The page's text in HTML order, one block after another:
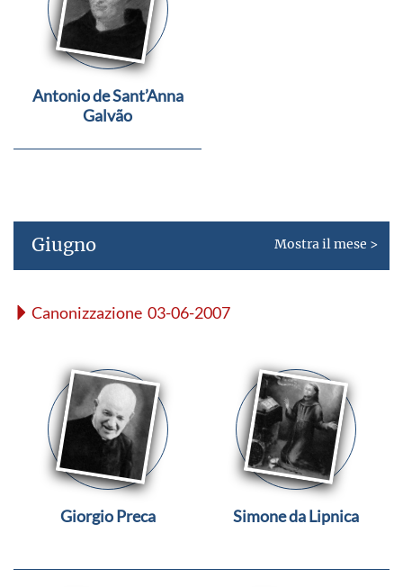
Antonio de Sant’Anna
Galvão
Giugno Mostra il mese >
Canonizzazione 03-06-2007
Giorgio Preca Simone da Lipnica